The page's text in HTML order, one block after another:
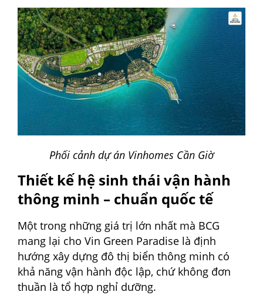
Phối cảnh dự án Vinhomes Cần Giờ
Thiết kế hệ sinh thái vận hành
thông minh – chuẩn quốc tế
Một trong những giá trị lớn nhất mà BCG
mang lại cho Vin Green Paradise là định
hướng xây dựng đô thị biển thông minh có
khả năng vận hành độc lập, chứ không đơn
thuần là tổ hợp nghỉ dưỡng.